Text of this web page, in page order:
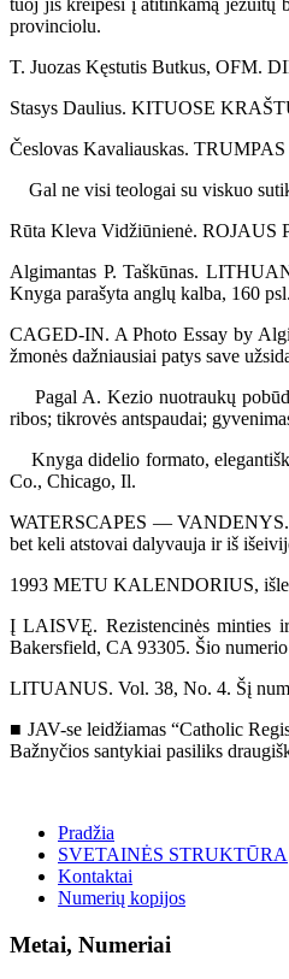
provinciolu.
T. Juozas Kęstutis Butkus, OFM.
Stasys Daulius. KITUOSE
Česlovas Kavaliauskas.
Gal ne visi teologai su viskuo
Rūta Kleva Vidžiūnienė. ROJAUS
Algimantas P. Taškūnas.
Knyga parašyta anglų kalba, 160
CAGED-IN. A Photo Essay by
žmonės dažniausiai patys save
Pagal A. Kezio nuotraukų pobūdį
ribos; tikrovės antspaudai;
Knyga didelio formato,
Co., Chicago, Il.
WATERSCAPES — VANDENYS.
bet keli atstovai dalyvauja ir iš
1993 METU KALENDORIUS,
Į LAISVĘ. Rezistencinės minties
Bakersfield, CA 93305. Šio
LITUANUS. Vol. 38, No. 4. Šį
■ JAV-se leidžiamas “Catholic
Bažnyčios santykiai pasiliks
Pradžia
SVETAINĖS STRUKTŪRA
Kontaktai
Numerių kopijos
Metai, Numeriai